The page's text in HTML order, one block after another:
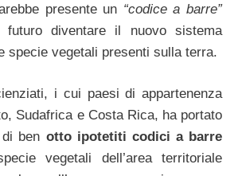
presente un “codice a barre”
futuro diventare il nuovo sistema
specie vegetali presenti sulla terra.
i cui paesi di appartenenza
Sudafrica e Costa Rica, ha portato
ben otto ipotetiti codici a barre
vegetali dell’area territoriale